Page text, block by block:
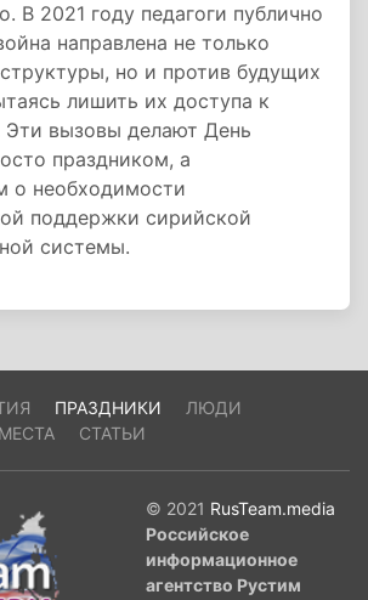
В 2021 году педагоги публично
направлена не только
но и против будущих
лишить их доступа к
Эти вызовы делают День
праздником, а
о необходимости
поддержки сирийской
системы.
ПРАЗДНИКИ
ЛЮДИ
МЕСТА СТАТЬИ
© 2021 RusTeam.media
Российское
информационное
агентство Рустим